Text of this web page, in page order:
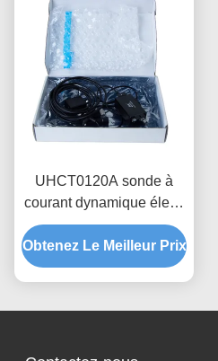
UHCT0120A sonde à
courant dynamique élevé
0,12 kA Période
maximale 70%/ms
Attenuation, conception
Obtenez Le Meilleur Prix